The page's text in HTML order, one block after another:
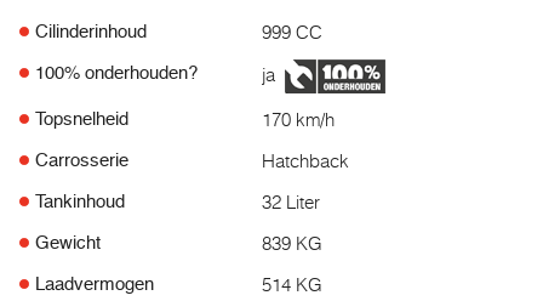
Cilinderinhoud 999 CC
100% onderhouden? ja
Topsnelheid 170 km/h
Carrosserie Hatchback
Tankinhoud 32 Liter
Gewicht 839 KG
Laadvermogen 514 KG